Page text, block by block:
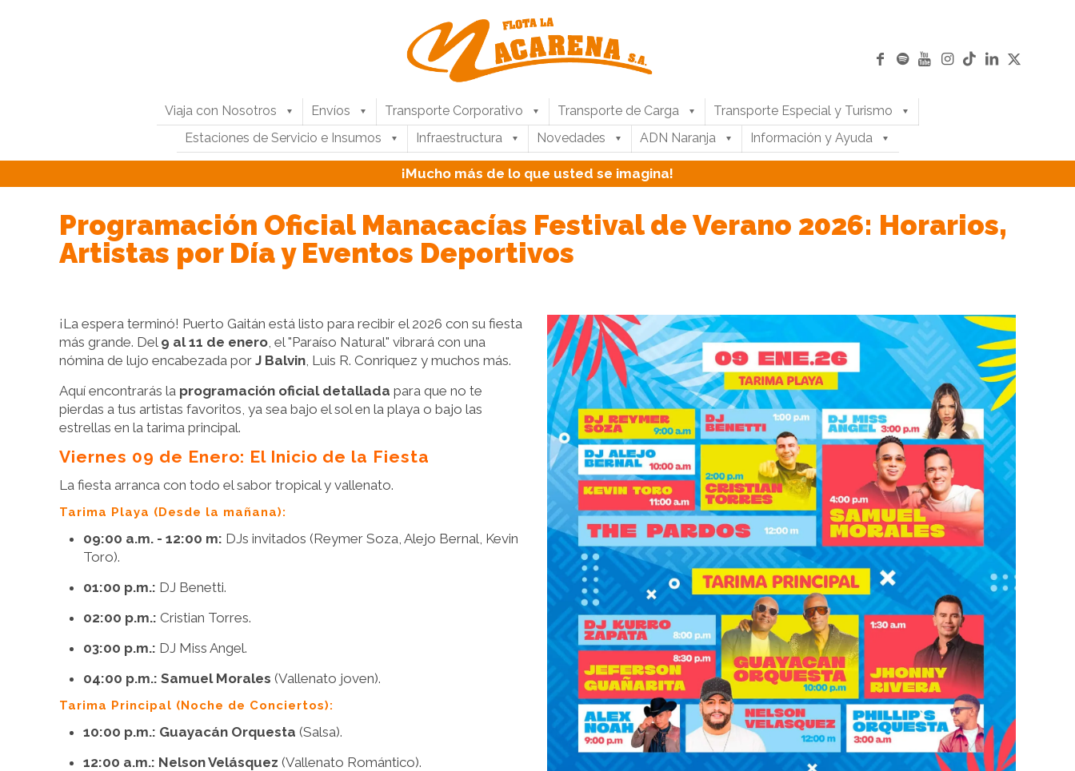
Viaja con Nosotros Envíos Transporte Corporativo Transporte de Carga
Transporte Especial y Turismo
Estaciones de Servicio e Insumos
Infraestructura Novedades ADN Naranja Información y Ayuda
¡Mucho más de lo que usted se imagina!
Programación Oficial Manacacías Festival de Verano 2026: Horarios,
Artistas por Día y Eventos Deportivos
¡La espera terminó! Puerto Gaitán está listo para recibir el 2026 con su fiesta
más grande. Del 9 al 11 de enero , el "Paraíso Natural" vibrará con una
nómina de lujo encabezada por J Balvin , Luis R. Conriquez y muchos más.
Aquí encontrarás la programación oficial detallada para que no te
pierdas a tus artistas favoritos, ya sea bajo el sol en la playa o bajo las
estrellas en la tarima principal.
Viernes 09 de Enero: El Inicio de la Fiesta
La fiesta arranca con todo el sabor tropical y vallenato.
Tarima Playa (Desde la mañana):
09:00 a.m. - 12:00 m: DJs invitados (Reymer Soza, Alejo Bernal, Kevin
Toro).
01:00 p.m.: DJ Benetti.
02:00 p.m.: Cristian Torres.
03:00 p.m.: DJ Miss Angel.
04:00 p.m.: Samuel Morales (Vallenato joven).
Tarima Principal (Noche de Conciertos):
10:00 p.m.: Guayacán Orquesta (Salsa).
12:00 a.m.: Nelson Velásquez (Vallenato Romántico).